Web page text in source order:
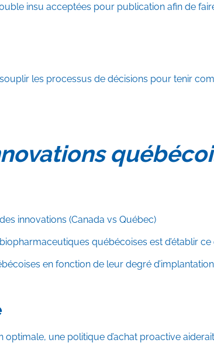
insu acceptées pour publication afin de
les processus de décisions pour tenir
innovations (Canada vs Québec)
québécoises est d’établir ce
en fonction de leur degré
une politique d’achat proactive